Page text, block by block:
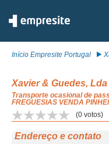
Início Empresite Portugal
Xavier & Guedes, Lda
Transporte ocasional de
FREGUESIAS VENDA
(0 votos)
Endereço e contato